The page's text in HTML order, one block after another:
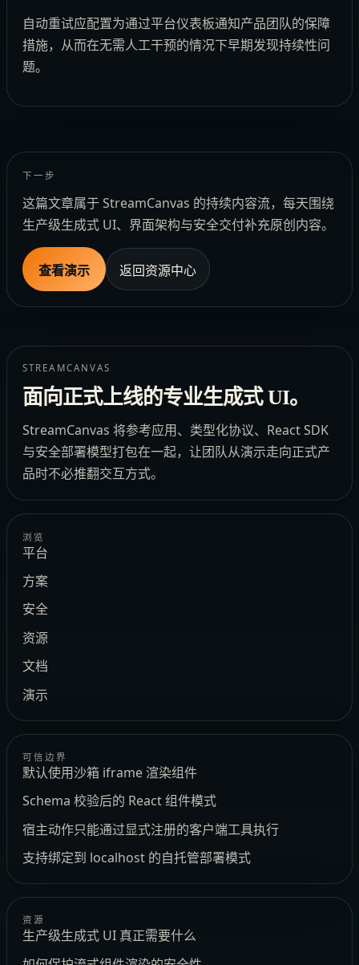
自动重试应配置为通过平台仪表板通知产品团队的保障
措施，从而在无需人工干预的情况下早期发现持续性问
题。
下一步
这篇文章属于 StreamCanvas 的持续内容流，每天围绕
生产级生成式 UI、界面架构与安全交付补充原创内容。
查看演示 返回资源中心
STREAMCANVAS
面向正式上线的专业生成式 UI。
StreamCanvas 将参考应用、类型化协议、React SDK
与安全部署模型打包在一起，让团队从演示走向正式产
品时不必推翻交互方式。
浏览
平台
方案
安全
资源
文档
演示
可信边界
默认使用沙箱 iframe 渲染组件
Schema 校验后的 React 组件模式
宿主动作只能通过显式注册的客户端工具执行
支持绑定到 localhost 的自托管部署模式
资源
生产级生成式 UI 真正需要什么